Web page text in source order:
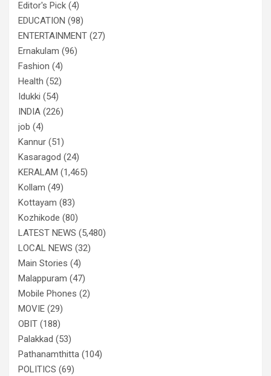
Editor's Pick (4)
EDUCATION (98)
ENTERTAINMENT (27)
Ernakulam (96)
Fashion (4)
Health (52)
Idukki (54)
INDIA (226)
job (4)
Kannur (51)
Kasaragod (24)
KERALAM (1,465)
Kollam (49)
Kottayam (83)
Kozhikode (80)
LATEST NEWS (5,480)
LOCAL NEWS (32)
Main Stories (4)
Malappuram (47)
Mobile Phones (2)
MOVIE (29)
OBIT (188)
Palakkad (53)
Pathanamthitta (104)
POLITICS (69)